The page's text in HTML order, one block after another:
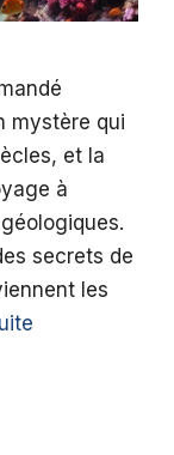
mystère qui
et la
à
secrets de
les